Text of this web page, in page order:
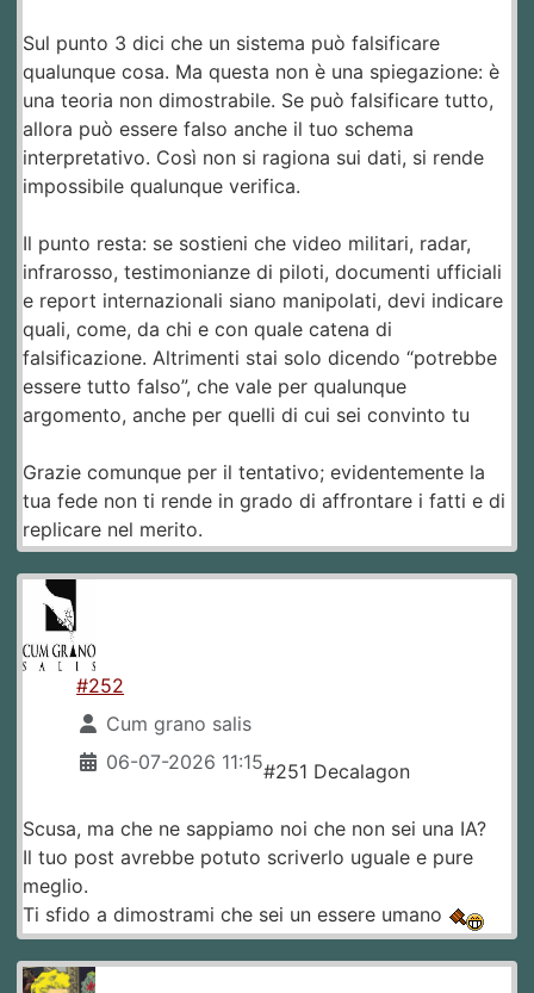
Sul punto 3 dici che un sistema può falsificare
qualunque cosa. Ma questa non è una spiegazione: è
una teoria non dimostrabile. Se può falsificare tutto,
allora può essere falso anche il tuo schema
interpretativo. Così non si ragiona sui dati, si rende
impossibile qualunque verifica.
Il punto resta: se sostieni che video militari, radar,
infrarosso, testimonianze di piloti, documenti ufficiali
e report internazionali siano manipolati, devi indicare
quali, come, da chi e con quale catena di
falsificazione. Altrimenti stai solo dicendo “potrebbe
essere tutto falso”, che vale per qualunque
argomento, anche per quelli di cui sei convinto tu
Grazie comunque per il tentativo; evidentemente la
tua fede non ti rende in grado di affrontare i fatti e di
replicare nel merito.
#252
Cum grano salis
06-07-2026 11:15#251 Decalagon
Scusa, ma che ne sappiamo noi che non sei una IA?
Il tuo post avrebbe potuto scriverlo uguale e pure
meglio.
Ti sfido a dimostrami che sei un essere umano